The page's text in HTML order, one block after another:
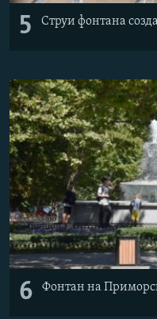
5 Струи фонтана
6 Фонтан на